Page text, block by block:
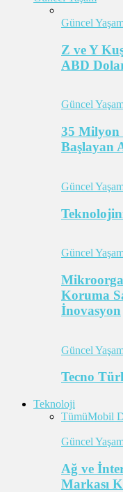
Güncel
Z ve Y
ABD
Güncel
35 Milyon
Başlayan
Güncel
Güncel
Koruma
İnovasyon
Güncel
Tecno
Teknoloji
TümüMobil
Güncel
Ağ ve
Markası